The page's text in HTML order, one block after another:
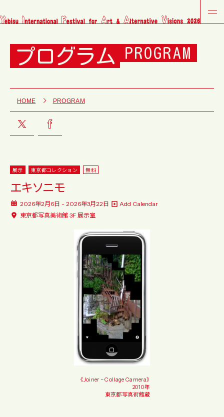
プログラム PROGRAM
HOME PROGRAM
展示 東京都コレクション 無料
エキソニモ
2026年2月6日 - 2026年3月22日
Add Calendar
東京都写真美術館 3F 展示室
《Joiner – Collage Camera》
2010年
東京都写真術館蔵